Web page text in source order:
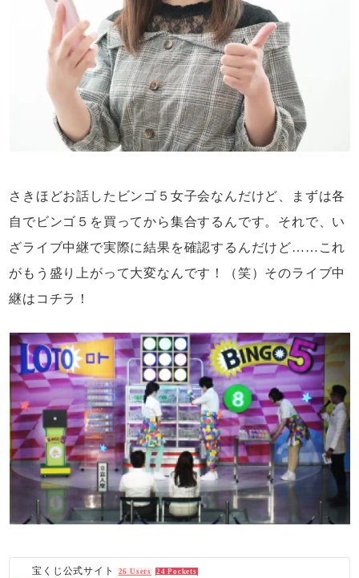
さきほどお話したビンゴ５女子会なんだけど、まずは各
自でビンゴ５を買ってから集合するんです。それで、い
ざライブ中継で実際に結果を確認するんだけど……これ
がもう盛り上がって大変なんです！（笑）そのライブ中
継はコチラ！
宝くじ公式サイト 26 Users 24 Pockets